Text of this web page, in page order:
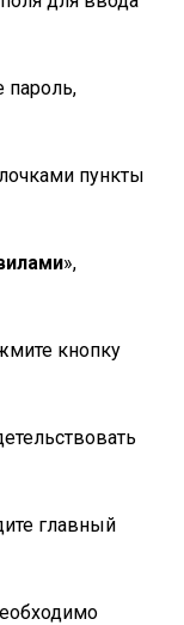
пароль,
пункты
»,
кнопку
главный